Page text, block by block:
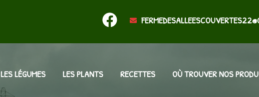
LES LÉGUMES LES PLANTS RECETTES OÙ TROUVER NOS